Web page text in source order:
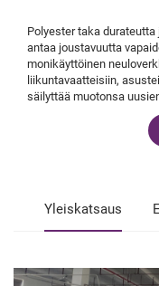
Polyester taka
antaa joustavuutta
monikäyttöinen
liikuntavaatteisiin,
säilyttää muotonsa
Yleiskatsaus